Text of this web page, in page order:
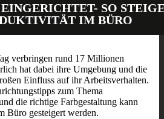
SO
IM BÜRO
verbringen rund 17 Millionen
hat dabei ihre Umgebung und die
Einfluss auf ihr Arbeitsverhalten.
zum Thema
die richtige Farbgestaltung kann
Büro gesteigert werden.